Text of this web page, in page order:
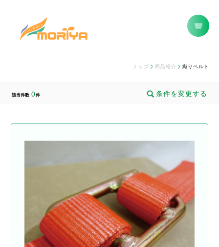
トップ 商品紹介 織りベルト
該当件数 0件 条件を変更する